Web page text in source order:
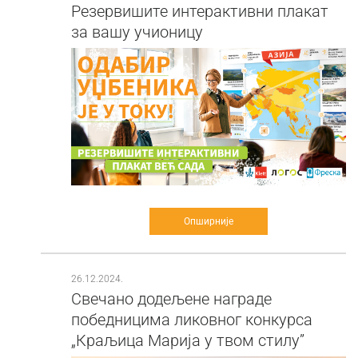
Резервишите интерактивни плакат
за вашу учионицу
Опширније
26.12.2024.
Свечано додељене награде
победницима ликовног конкурса
„Краљица Марија у твом стилу”